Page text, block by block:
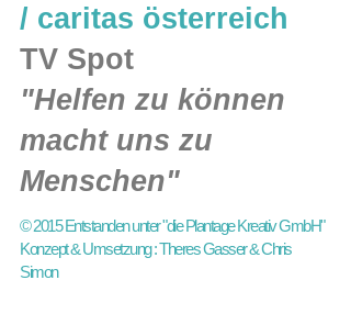
© 2015 Entstanden unter "die Plantage Kreativ GmbH"
Konzept & Umsetzung : Theres Gasser & Chris
Simon
/ caritas österreich
TV Spot
"Helfen zu können
macht uns zu
Menschen"